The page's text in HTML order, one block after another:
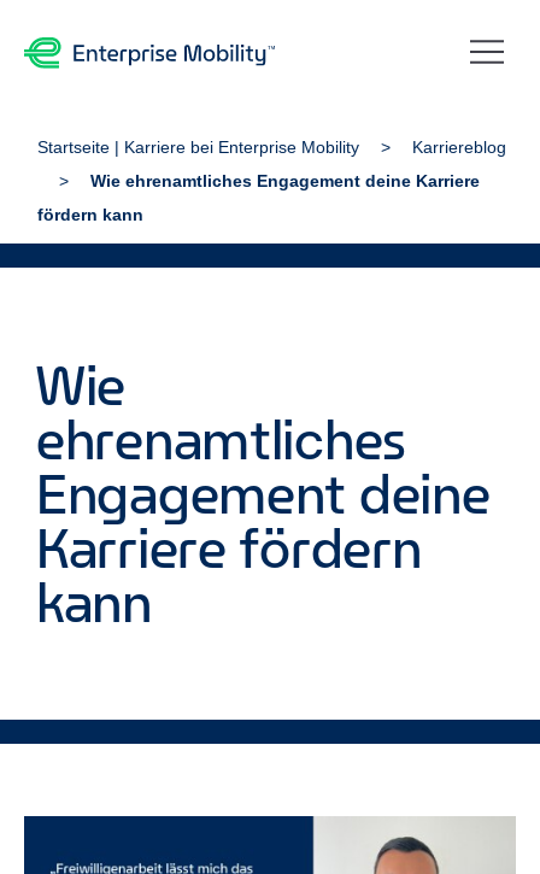
Startseite | Karriere bei Enterprise Mobility
Karriereblog
Wie ehrenamtliches Engagement deine Karriere
fördern kann
Wie
ehrenamtliches
Engagement deine
Karriere fördern
kann